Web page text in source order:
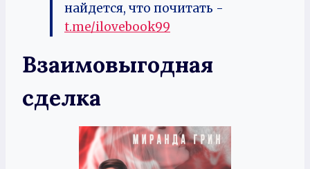
найдется, что почитать -
t.me/ilovebook99
Взаимовыгодная
сделка